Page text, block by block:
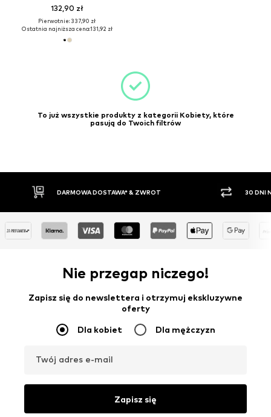
132,90 zł
Pierwotnie: 337,90 zł
Ostatnia najniższa cena:131,92 zł
To już wszystkie produkty z kategorii Kobiety, które
pasują do Twoich filtrów
30 DNI NA ZWROT TOWARU
Nie przegap niczego!
Zapisz się do newslettera i otrzymuj ekskluzywne
oferty
Dla kobiet Dla mężczyzn
Twój adres e-mail
Zapisz się